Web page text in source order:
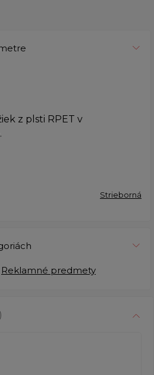
z plsti RPET v
Strieborná
Reklamné predmety